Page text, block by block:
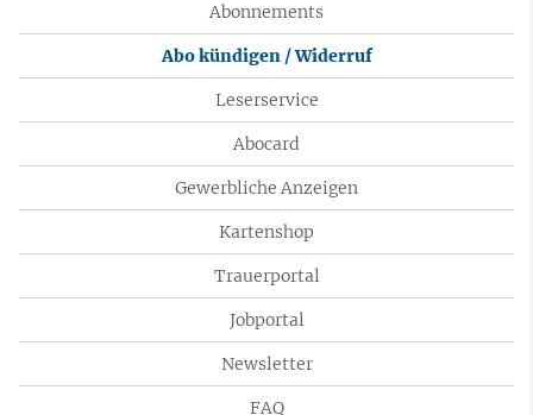
Abonnements
Abo kündigen / Widerruf
Leserservice
Abocard
Gewerbliche Anzeigen
Kartenshop
Trauerportal
Jobportal
Newsletter
FAQ